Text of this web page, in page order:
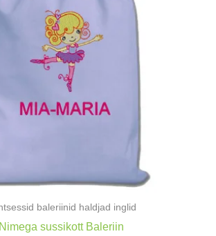
baleriinid haldjad inglid
Nimega sussikott Baleriin